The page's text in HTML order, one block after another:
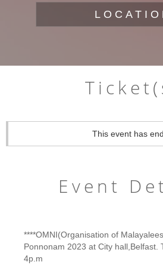
This event has
Event
****OMNI(Organisation of
Ponnonam 2023 at City hall,Belfast.
4p.m